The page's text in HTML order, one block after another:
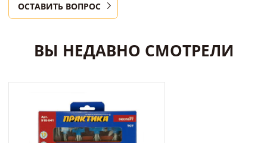
ОСТАВИТЬ ВОПРОС
ВЫ НЕДАВНО СМОТРЕЛИ